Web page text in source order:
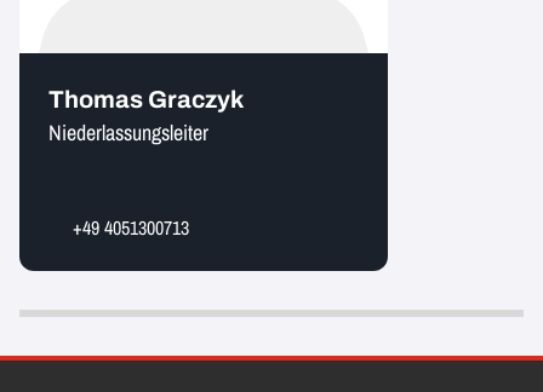
Thomas Graczyk
Niederlassungsleiter
+49 4051300713